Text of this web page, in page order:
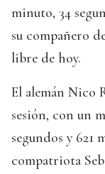
minuto, 34
su compañero
libre de hoy.
El alemán Nico
sesión, con un
segundos y 621
compatriota